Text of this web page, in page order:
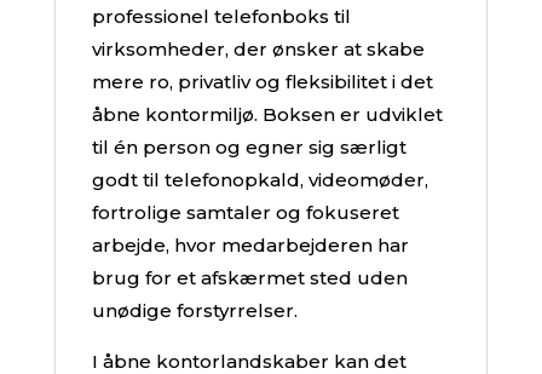
professionel telefonboks til
virksomheder, der ønsker at skabe
mere ro, privatliv og fleksibilitet i det
åbne kontormiljø. Boksen er udviklet
til én person og egner sig særligt
godt til telefonopkald, videomøder,
fortrolige samtaler og fokuseret
arbejde, hvor medarbejderen har
brug for et afskærmet sted uden
unødige forstyrrelser.
I åbne kontorlandskaber kan det